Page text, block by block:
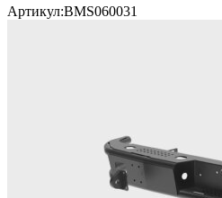
Артикул:BMS060031